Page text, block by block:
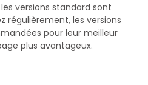
versions standard sont
régulièrement, les versions
pour leur meilleur
plus avantageux.